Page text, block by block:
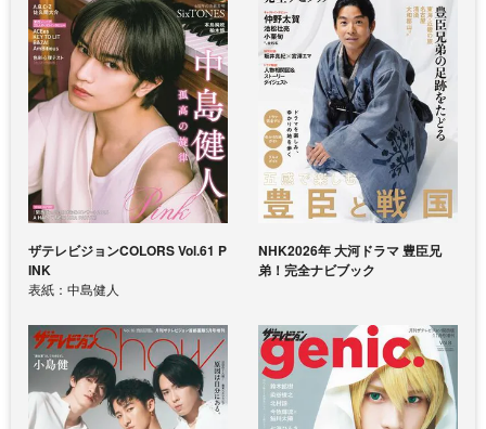
ザテレビジョンCOLORS Vol.61 P
INK
表紙：中島健人
NHK2026年 大河ドラマ 豊臣兄
弟！完全ナビブック